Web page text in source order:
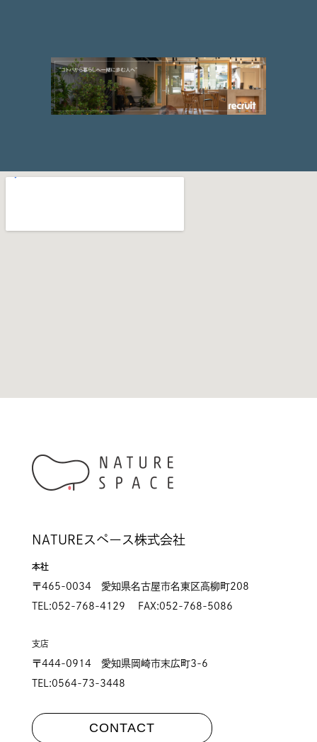
NATUREスペース株式会社
本社
〒465-0034 愛知県名古屋市名東区高柳町208
TEL:052-768-4129 FAX:052-768-5086
支店
〒444-0914 愛知県岡崎市末広町3-6
TEL:0564-73-3448
CONTACT